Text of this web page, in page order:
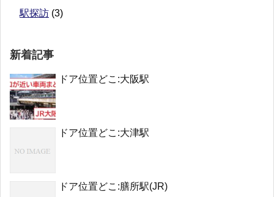
駅探訪 (3)
新着記事
ドア位置どこ:大阪駅
ドア位置どこ:大津駅
ドア位置どこ:膳所駅(JR)